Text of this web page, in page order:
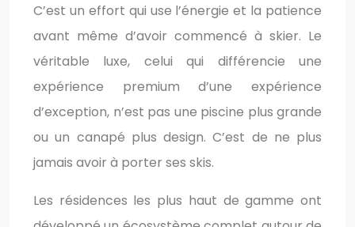
C’est un effort qui use l’énergie et la patience
avant même d’avoir commencé à skier. Le
véritable luxe, celui qui différencie une
expérience premium d’une expérience
d’exception, n’est pas une piscine plus grande
ou un canapé plus design. C’est de ne plus
jamais avoir à porter ses skis.
Les résidences les plus haut de gamme ont